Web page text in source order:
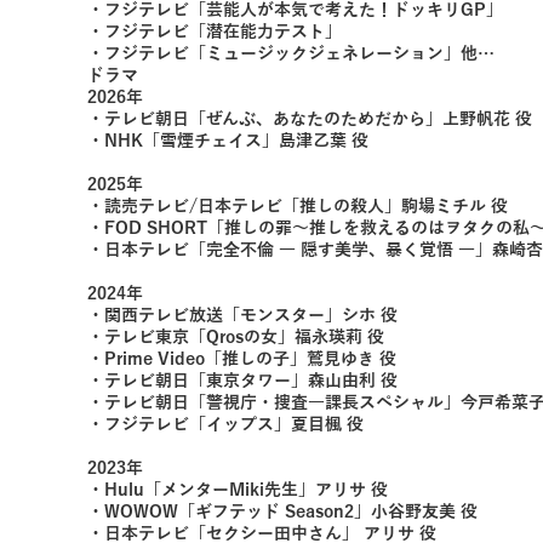
・フジテレビ「芸能人が本気で考えた！ドッキリGP」
・フジテレビ「潜在能力テスト」
・フジテレビ「ミュージックジェネレーション」他…
ドラマ
2026年
・テレビ朝日「ぜんぶ、あなたのためだから」上野帆花 役
・NHK「雪煙チェイス」島津乙葉 役
2025年
・読売テレビ/日本テレビ「推しの殺人」駒場ミチル 役
・FOD SHORT「推しの罪〜推しを救えるのはヲタクの私
・日本テレビ「完全不倫 ― 隠す美学、暴く覚悟 ―」森崎
2024年
・関西テレビ放送「モンスター」シホ 役
・テレビ東京「Qrosの女」福永瑛莉 役
・Prime Video「推しの子」鷲見ゆき 役
・テレビ朝日「東京タワー」森山由利 役
・テレビ朝日「警視庁・捜査一課長スペシャル」今戸希菜
・フジテレビ「イップス」夏目楓 役
2023年
・Hulu「メンターMiki先生」アリサ 役
・WOWOW「ギフテッド Season2」小谷野友美 役
・日本テレビ「セクシー田中さん」 アリサ 役